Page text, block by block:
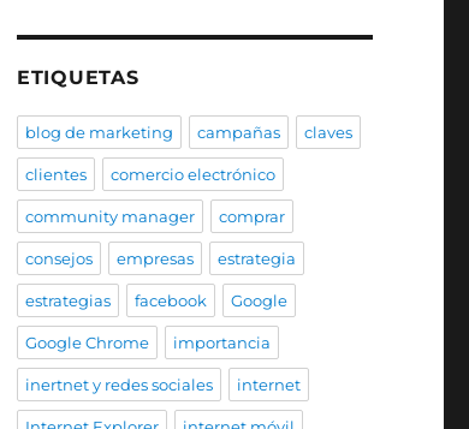
ETIQUETAS
blog de marketing campañas claves
clientes comercio electrónico
community manager comprar
consejos empresas estrategia
estrategias facebook Google
Google Chrome importancia
inertnet y redes sociales internet